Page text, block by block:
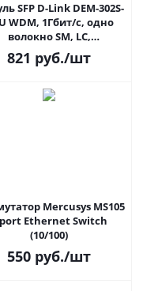
SFP D-Link DEM-302S-
WDM, 1Гбит/c, одно
волокно SM, LC,
Rx:1550 нм, DDM, 18
дБ (до 2 км)
821 руб./шт
Mercusys MS105
Ethernet Switch
(10/100)
550 руб./шт